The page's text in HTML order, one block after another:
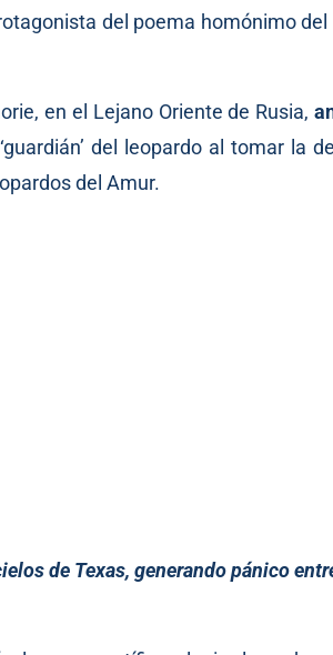
del poema homónimo
en el Lejano Oriente de Rusia,
del leopardo al tomar la
del Amur.
de Texas, generando pánico